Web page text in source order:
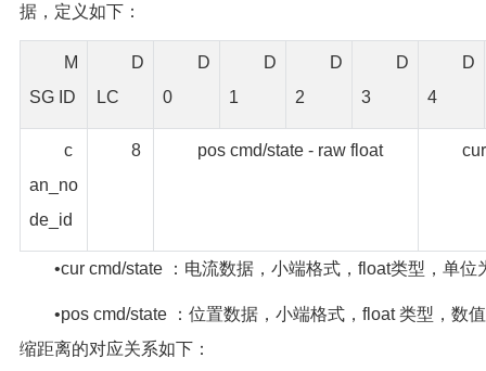
据，定义如下：
M
SG ID
D
LC
D
0
D
1
D
2
D
3
D
4
c
an_no
de_id
8 pos cmd/state - raw float
•cur cmd/state ：电流数据，小端格式，float类型，单位
•pos cmd/state ：位置数据，小端格式，float 类型，数
缩距离的对应关系如下：